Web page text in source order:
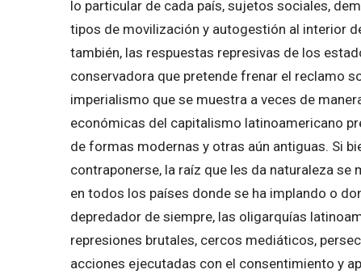
lo particular de cada país, sujetos sociales,
tipos de movilización y autogestión al interior
también, las respuestas represivas de los
conservadora que pretende frenar el reclamo
imperialismo que se muestra a veces de
económicas del capitalismo latinoamericano
de formas modernas y otras aún antiguas. Si
contraponerse, la raíz que les da naturaleza
en todos los países donde se ha implando o
depredador de siempre, las oligarquías
represiones brutales, cercos mediáticos,
acciones ejecutadas con el consentimiento y